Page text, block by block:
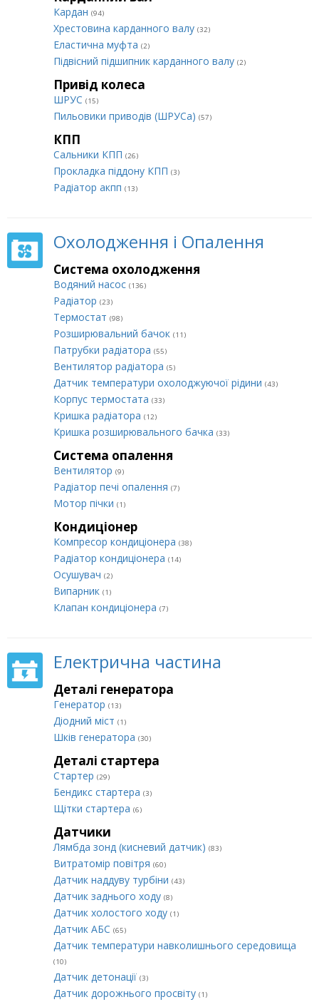
Кардан (94)
Хрестовина карданного валу (32)
Еластична муфта (2)
Підвісний підшипник карданного валу (2)
Привід колеса
ШРУС (15)
Пильовики приводів (ШРУСа) (57)
КПП
Сальники КПП (26)
Прокладка піддону КПП (3)
Радіатор акпп (13)
Охолодження і Опалення
Система охолодження
Водяний насос (136)
Радіатор (23)
Термостат (98)
Розширювальний бачок (11)
Патрубки радіатора (55)
Вентилятор радіатора (5)
Датчик температури охолоджуючої рідини (43)
Корпус термостата (33)
Кришка радіатора (12)
Кришка розширювального бачка (33)
Система опалення
Вентилятор (9)
Радіатор печі опалення (7)
Мотор пічки (1)
Кондиціонер
Компресор кондиціонера (38)
Радіатор кондиціонера (14)
Осушувач (2)
Випарник (1)
Клапан кондиціонера (7)
Електрична частина
Деталі генератора
Генератор (13)
Діодний міст (1)
Шків генератора (30)
Деталі стартера
Стартер (29)
Бендикс стартера (3)
Щітки стартера (6)
Датчики
Лямбда зонд (кисневий датчик) (83)
Витратомір повітря (60)
Датчик наддуву турбіни (43)
Датчик заднього ходу (8)
Датчик холостого ходу (1)
Датчик АБС (65)
Датчик температури навколишнього середовища
(10)
Датчик детонації (3)
Датчик дорожнього просвіту (1)